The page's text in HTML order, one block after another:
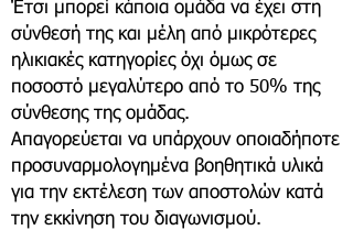
Έτσι μπορεί κάποια ομάδα να έχει στη
σύνθεσή της και μέλη από μικρότερες
ηλικιακές κατηγορίες όχι όμως σε
ποσοστό μεγαλύτερο από το 50% της
σύνθεσης της ομάδας.
Απαγορεύεται να υπάρχουν οποιαδήποτε
προσυναρμολογημένα βοηθητικά υλικά
για την εκτέλεση των αποστολών κατά
την εκκίνηση του διαγωνισμού.